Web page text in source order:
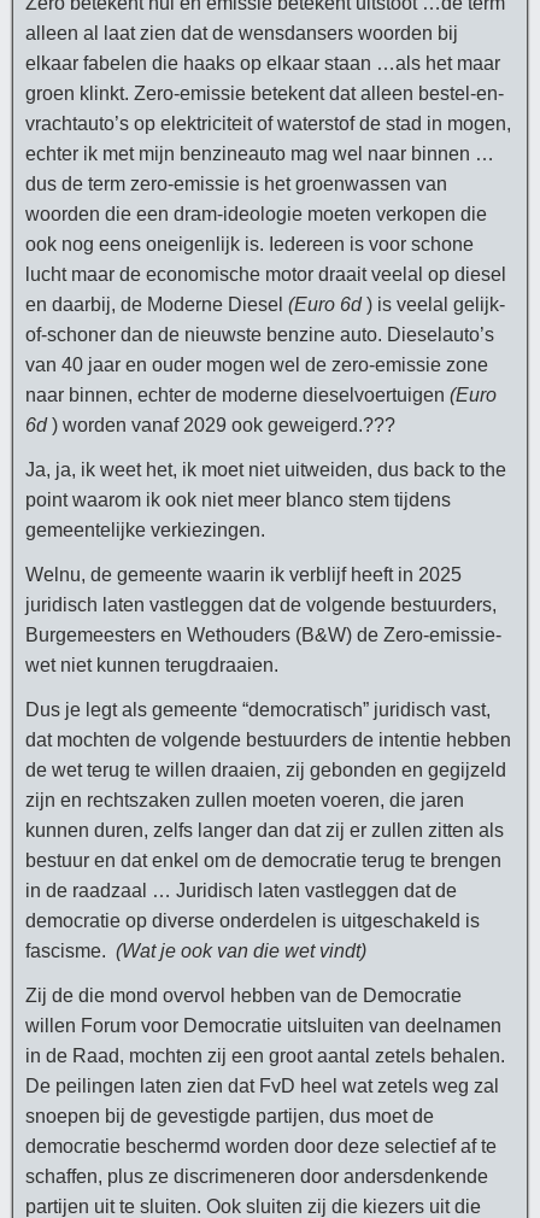
alleen al laat zien dat de wensdansers woorden bij
elkaar fabelen die haaks op elkaar staan …als het maar
groen klinkt. Zero-emissie betekent dat alleen bestel-en-
vrachtauto’s op elektriciteit of waterstof de stad in mogen,
echter ik met mijn benzineauto mag wel naar binnen …
dus de term zero-emissie is het groenwassen van
woorden die een dram-ideologie moeten verkopen die
ook nog eens oneigenlijk is. Iedereen is voor schone
lucht maar de economische motor draait veelal op diesel
en daarbij, de Moderne Diesel (Euro 6d) is veelal gelijk-
of-schoner dan de nieuwste benzine auto. Dieselauto’s
van 40 jaar en ouder mogen wel de zero-emissie zone
naar binnen, echter de moderne dieselvoertuigen (Euro
6d) worden vanaf 2029 ook geweigerd.???
Ja, ja, ik weet het, ik moet niet uitweiden, dus back to the
point waarom ik ook niet meer blanco stem tijdens
gemeentelijke verkiezingen.
Welnu, de gemeente waarin ik verblijf heeft in 2025
juridisch laten vastleggen dat de volgende bestuurders,
Burgemeesters en Wethouders (B&W) de Zero-emissie-
wet niet kunnen terugdraaien.
Dus je legt als gemeente “democratisch” juridisch vast,
dat mochten de volgende bestuurders de intentie hebben
de wet terug te willen draaien, zij gebonden en gegijzeld
zijn en rechtszaken zullen moeten voeren, die jaren
kunnen duren, zelfs langer dan dat zij er zullen zitten als
bestuur en dat enkel om de democratie terug te brengen
in de raadzaal … Juridisch laten vastleggen dat de
democratie op diverse onderdelen is uitgeschakeld is
fascisme. (Wat je ook van die wet vindt)
Zij de die mond overvol hebben van de Democratie
willen Forum voor Democratie uitsluiten van deelnamen
in de Raad, mochten zij een groot aantal zetels behalen.
De peilingen laten zien dat FvD heel wat zetels weg zal
snoepen bij de gevestigde partijen, dus moet de
democratie beschermd worden door deze selectief af te
schaffen, plus ze discrimeneren door andersdenkende
partijen uit te sluiten. Ook sluiten zij die kiezers uit die